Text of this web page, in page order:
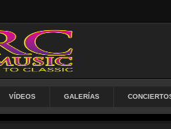
VÍDEOS GALERÍAS